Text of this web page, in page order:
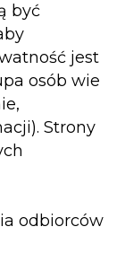
być
jest
osób wie
Strony
odbiorców